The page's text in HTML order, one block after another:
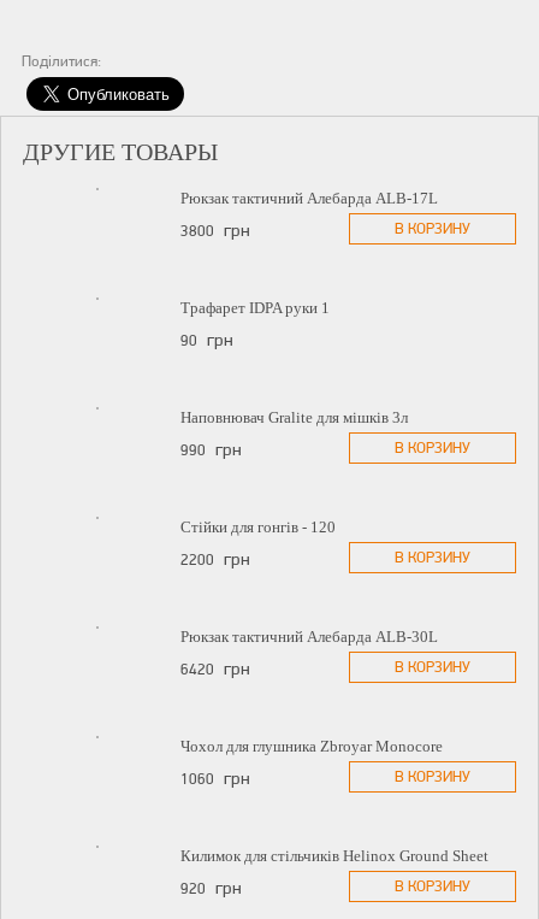
Поділитися:
ДРУГИЕ ТОВАРЫ
Рюкзак тактичний Алебарда ALB-17L
3800 грн В КОРЗИНУ
Трафарет IDPA руки 1
90 грн
Наповнювач Gralite для мішків 3л
990 грн В КОРЗИНУ
Стійки для гонгів - 120
2200 грн В КОРЗИНУ
Рюкзак тактичний Алебарда ALB-30L
6420 грн В КОРЗИНУ
Чохол для глушника Zbroyar Monocore
1060 грн В КОРЗИНУ
Килимок для стільчиків Helinox Ground Sheet
920 грн В КОРЗИНУ